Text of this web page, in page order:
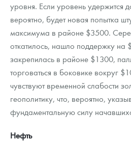
уровня. Если уровень удержится
вероятно, будет новая попытка
максимума в районе $3500.
откатилось, нашло поддержку на
закрепилась в районе $1300,
торговаться в боковике вокруг
чувствуют временной слабости
геополитику, что, вероятно,
фундаментальную силу
Нефть